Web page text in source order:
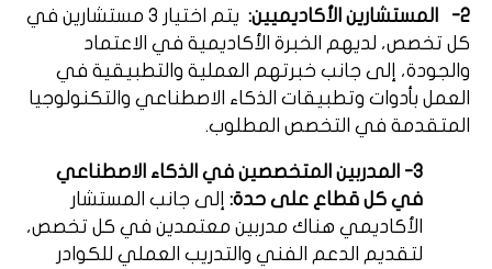
2-
المستشارين الأكاديميين:
يتم اختيار 3 مستشارين في
كل تخصص، لديهم الخبرة الأكاديمية في الاعتماد
والجودة، إلى جانب خبرتهم العملية والتطبيقية في
العمل بأدوات وتطبيقات الذكاء الاصطناعي والتكنولوجيا
المتقدمة في التخصص المطلوب.
3- المدربين المتخصصين في الذكاء الاصطناعي
في كل قطاع على حدة:إلى جانب المستشار
الأكاديمي هناك مدربين معتمدين في كل تخصص،
لتقديم الدعم الفني والتدريب العملي للكوادر